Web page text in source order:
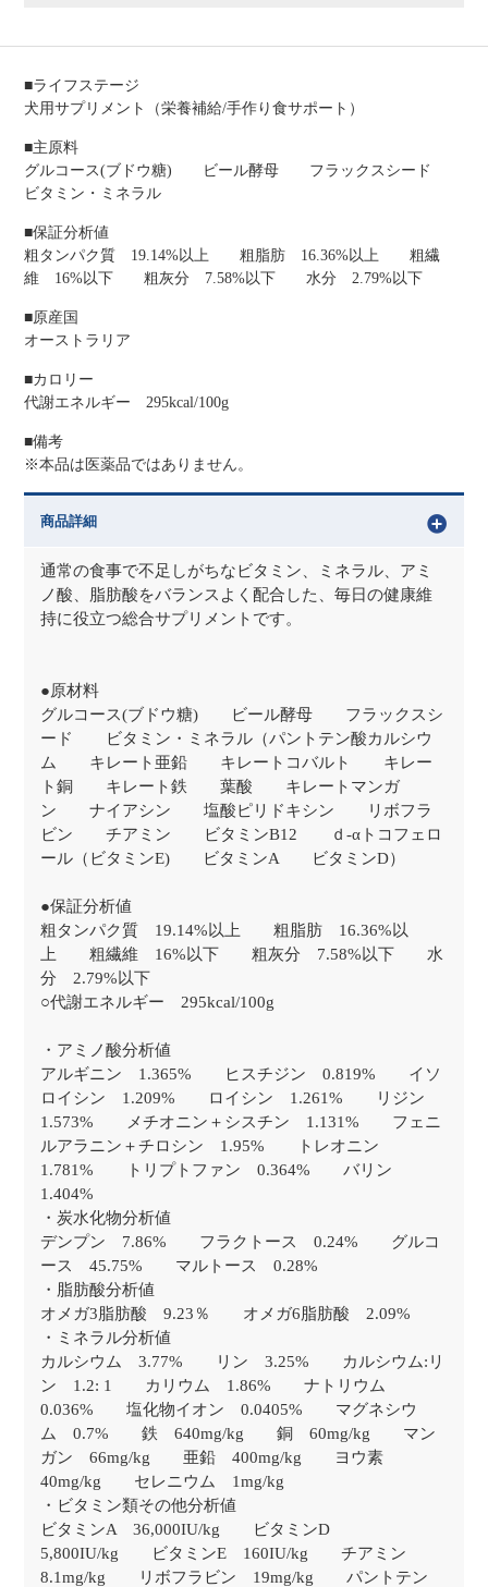
■ライフステージ
犬用サプリメント（栄養補給/手作り食サポート）
■主原料
グルコース(ブドウ糖) ビール酵母 フラックスシード
ビタミン・ミネラル
■保証分析値
粗タンパク質 19.14%以上 粗脂肪 16.36%以上 粗繊
維 16%以下 粗灰分 7.58%以下 水分 2.79%以下
■原産国
オーストラリア
■カロリー
代謝エネルギー 295kcal/100g
■備考
※本品は医薬品ではありません。
商品詳細
通常の食事で不足しがちなビタミン、ミネラル、アミ
ノ酸、脂肪酸をバランスよく配合した、毎日の健康維
持に役立つ総合サプリメントです。
●原材料
グルコース(ブドウ糖) ビール酵母 フラックスシ
ード ビタミン・ミネラル（パントテン酸カルシウ
ム キレート亜鉛 キレートコバルト キレー
ト銅 キレート鉄 葉酸 キレートマンガ
ン ナイアシン 塩酸ピリドキシン リボフラ
ビン チアミン ビタミンB12 ｄ-αトコフェロ
ール（ビタミンE) ビタミンA ビタミンD）
●保証分析値
粗タンパク質 19.14%以上 粗脂肪 16.36%以
上 粗繊維 16%以下 粗灰分 7.58%以下 水
分 2.79%以下
○代謝エネルギー 295kcal/100g
・アミノ酸分析値
アルギニン 1.365% ヒスチジン 0.819% イソ
ロイシン 1.209% ロイシン 1.261% リジン
1.573% メチオニン＋シスチン 1.131% フェニ
ルアラニン＋チロシン 1.95% トレオニン
1.781% トリプトファン 0.364% バリン
1.404%
・炭水化物分析値
デンプン 7.86% フラクトース 0.24% グルコ
ース 45.75% マルトース 0.28%
・脂肪酸分析値
オメガ3脂肪酸 9.23％ オメガ6脂肪酸 2.09%
・ミネラル分析値
カルシウム 3.77% リン 3.25% カルシウム:リ
ン 1.2: 1 カリウム 1.86% ナトリウム
0.036% 塩化物イオン 0.0405% マグネシウ
ム 0.7% 鉄 640mg/kg 銅 60mg/kg マン
ガン 66mg/kg 亜鉛 400mg/kg ヨウ素
40mg/kg セレニウム 1mg/kg
・ビタミン類その他分析値
ビタミンA 36,000IU/kg ビタミンD
5,800IU/kg ビタミンE 160IU/kg チアミン
8.1mg/kg リボフラビン 19mg/kg パントテン